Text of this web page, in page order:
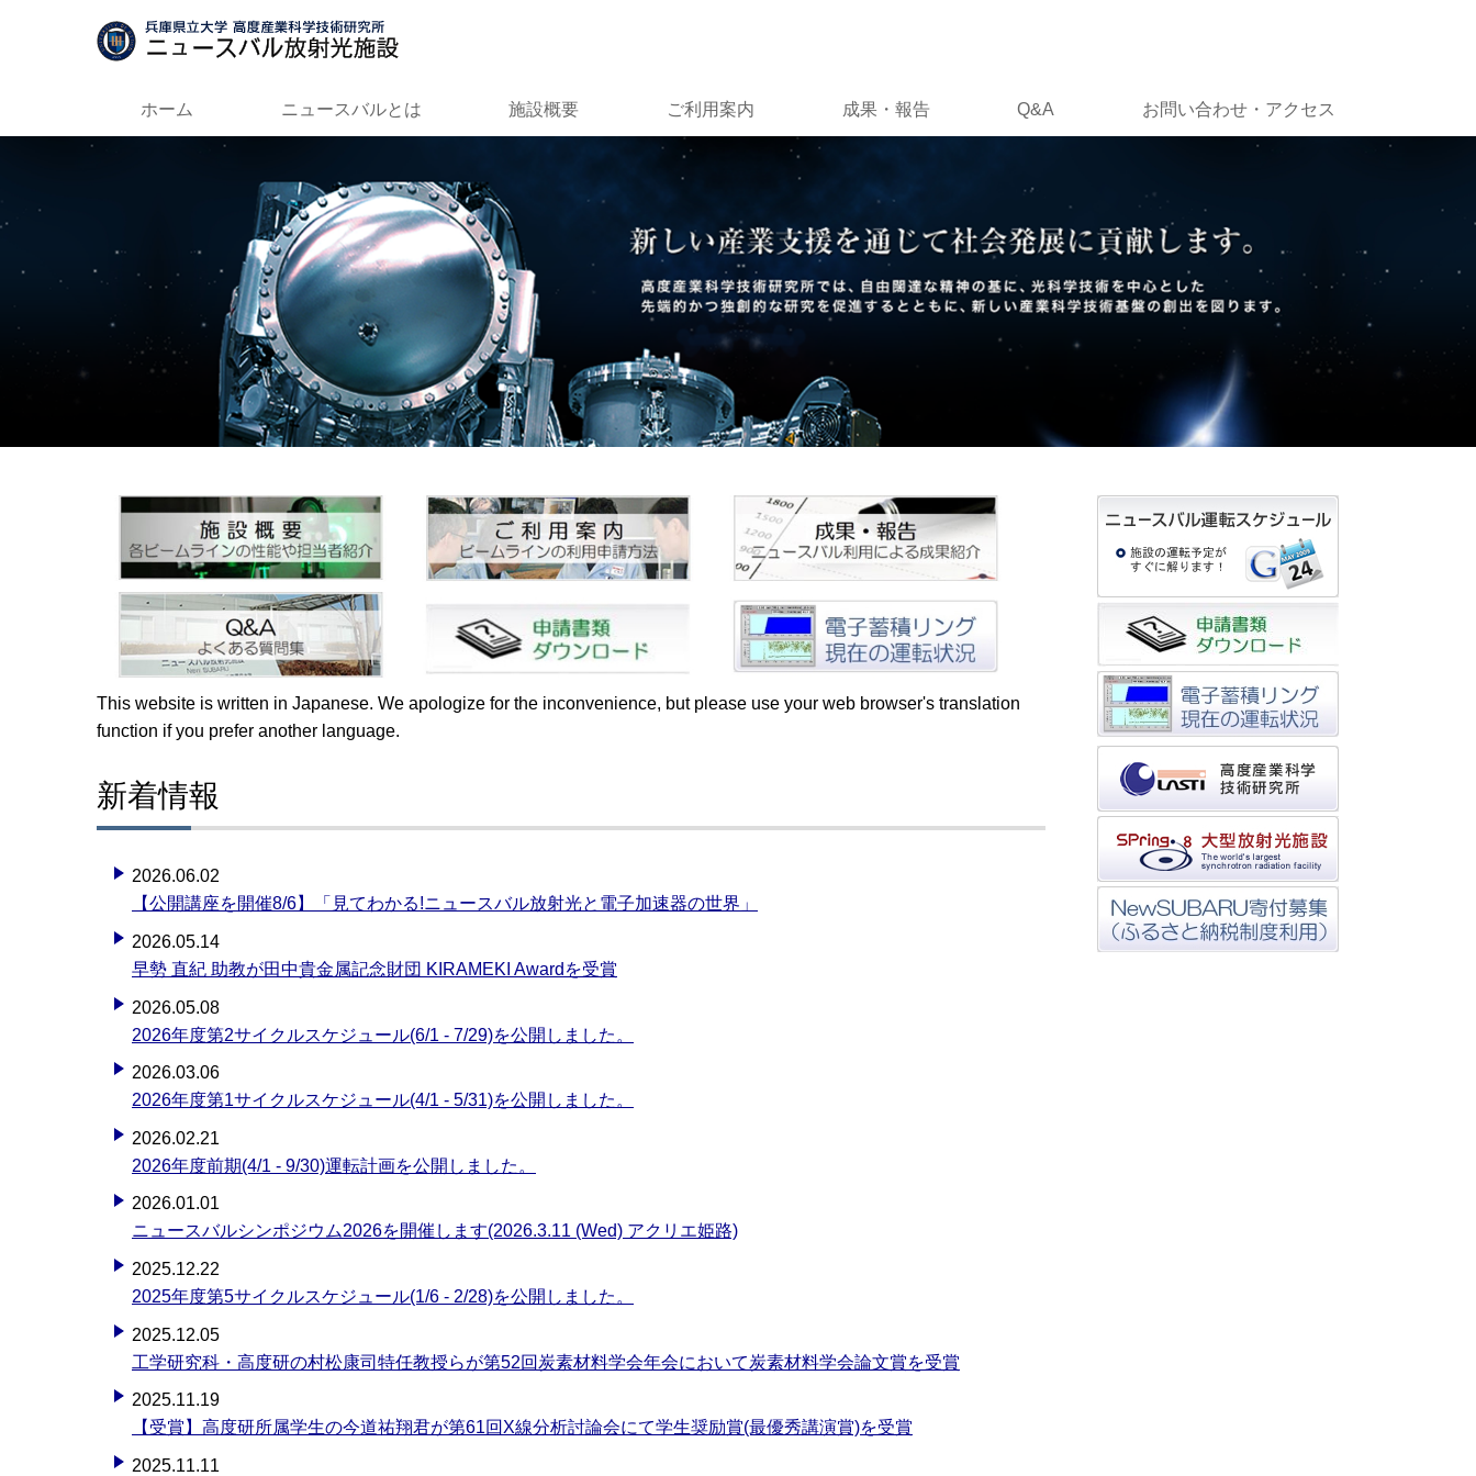
ホーム ニュースバルとは 施設概要 ご利用案内 成果・報告 Q&A お問い合わせ・アクセス
This website is written in Japanese. We apologize for the inconvenience, but please use your web browser's translation
function if you prefer another language.
新着情報
2026.06.02
【公開講座を開催8/6】「見てわかる!ニュースバル放射光と電子加速器の世界」
2026.05.14
早勢 直紀 助教が田中貴金属記念財団 KIRAMEKI Awardを受賞
2026.05.08
2026年度第2サイクルスケジュール(6/1 - 7/29)を公開しました。
2026.03.06
2026年度第1サイクルスケジュール(4/1 - 5/31)を公開しました。
2026.02.21
2026年度前期(4/1 - 9/30)運転計画を公開しました。
2026.01.01
ニュースバルシンポジウム2026を開催します(2026.3.11 (Wed) アクリエ姫路)
2025.12.22
2025年度第5サイクルスケジュール(1/6 - 2/28)を公開しました。
2025.12.05
工学研究科・高度研の村松康司特任教授らが第52回炭素材料学会年会において炭素材料学会論文賞を受賞
2025.11.19
【受賞】高度研所属学生の今道祐翔君が第61回X線分析討論会にて学生奨励賞(最優秀講演賞)を受賞
2025.11.11